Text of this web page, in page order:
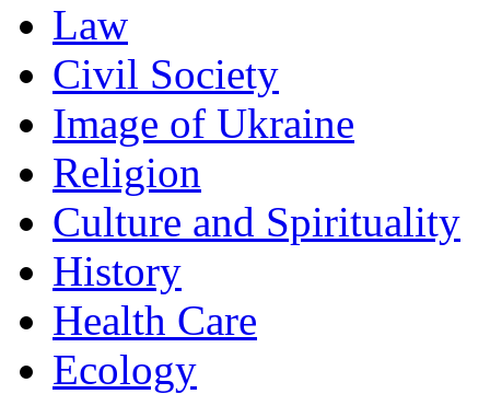
Law
Civil Society
Image of Ukraine
Religion
Culture and Spirituality
History
Health Care
Ecology